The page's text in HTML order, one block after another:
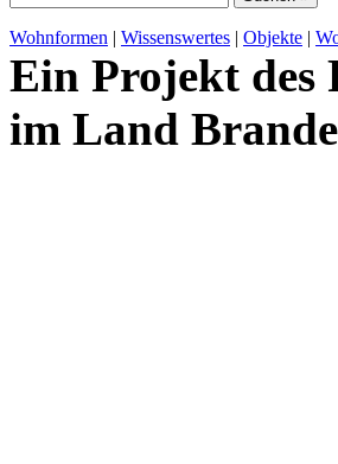
Wohnformen | Wissenswertes | Objekte |
Ein Projekt des
im Land